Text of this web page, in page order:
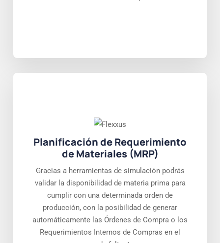
Planificación de Requerimiento
de Materiales (MRP)
Gracias a herramientas de simulación podrás
validar la disponibilidad de materia prima para
cumplir con una determinada orden de
producción, con la posibilidad de generar
automáticamente las Órdenes de Compra o los
Requerimientos Internos de Compras en el